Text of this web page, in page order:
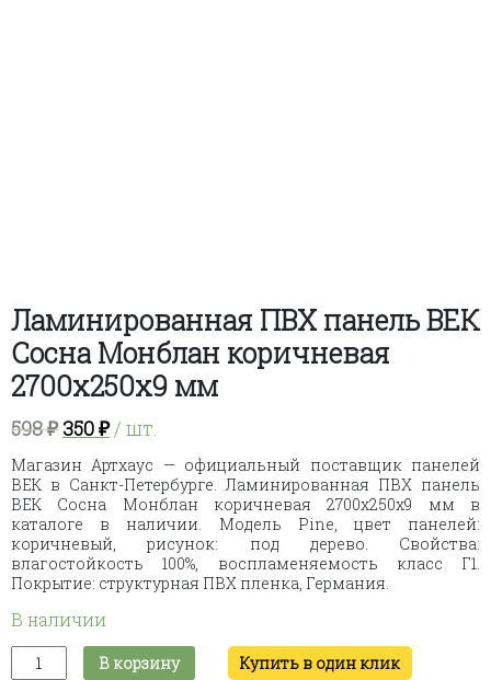
Ламинированная ПВХ панель ВЕК
Сосна Монблан коричневая
2700х250х9 мм
598₽ Первоначальная
составляла
598 ₽.
350₽Текущая
350 ₽.
/ шт.
Магазин Артхаус — официальный поставщик панелей
ВЕК в Санкт-Петербурге. Ламинированная ПВХ панель
ВЕК Сосна Монблан коричневая 2700х250х9 мм в
каталоге в наличии. Модель Pine, цвет панелей:
коричневый, рисунок: под дерево. Свойства:
влагостойкость 100%, воспламеняемость класс Г1.
Покрытие: структурная ПВХ пленка, Германия.
В наличии
Количество
товара
В корзину Купить в один клик